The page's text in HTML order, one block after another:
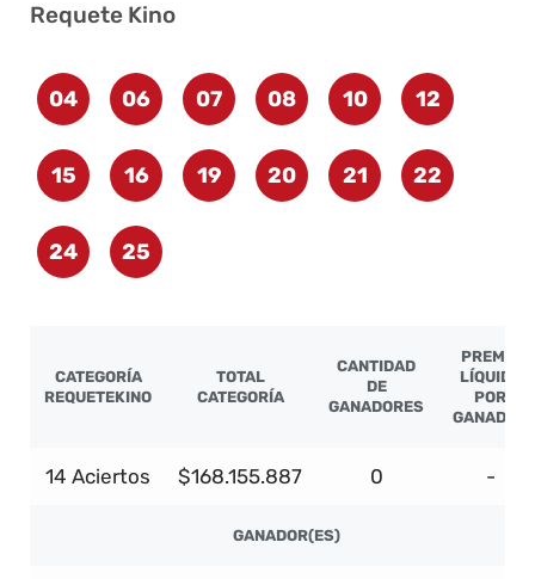
Requete Kino
04 06 07 08 10 12
15 16 19 20 21 22
24 25
CATEGORÍA
REQUETEKINO
TOTAL
CATEGORÍA
CANTIDAD
DE
GANADORES
PREMIO
LÍQUIDO
POR
GANADOR
14 Aciertos $168.155.887 0 -
GANADOR(ES)